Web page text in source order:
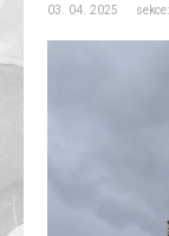
03. 04. 2025 sekce: